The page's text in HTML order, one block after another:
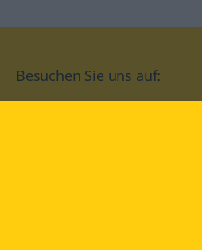
Besuchen Sie uns auf: